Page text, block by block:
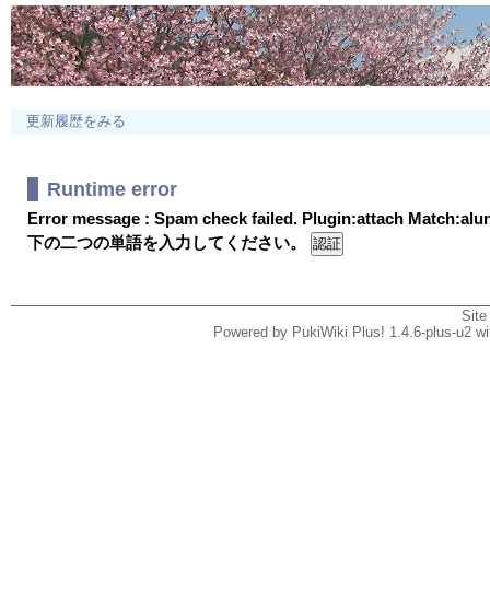
更新履歴をみる
Runtime error
Error message : Spam check failed. Plugin:attach
下の二つの単語を入力してください。
Powered by PukiWiki Plus! 1.4.6-plus-u2